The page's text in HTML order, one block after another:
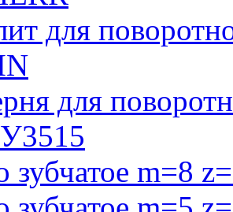
для
для
зубчатое m=8